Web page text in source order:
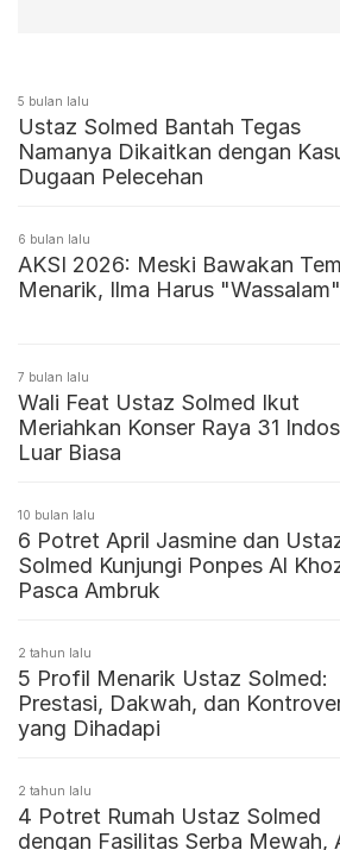
5 bulan lalu
Ustaz Solmed Bantah Tegas
Namanya Dikaitkan dengan
Dugaan Pelecehan
6 bulan lalu
AKSI 2026: Meski Bawakan
Menarik, Ilma Harus "Wassalam"
7 bulan lalu
Wali Feat Ustaz Solmed Ikut
Meriahkan Konser Raya 31
Luar Biasa
10 bulan lalu
6 Potret April Jasmine dan
Solmed Kunjungi Ponpes Al
Pasca Ambruk
2 tahun lalu
5 Profil Menarik Ustaz Solmed:
Prestasi, Dakwah, dan
yang Dihadapi
2 tahun lalu
4 Potret Rumah Ustaz Solmed
dengan Fasilitas Serba Mewah,